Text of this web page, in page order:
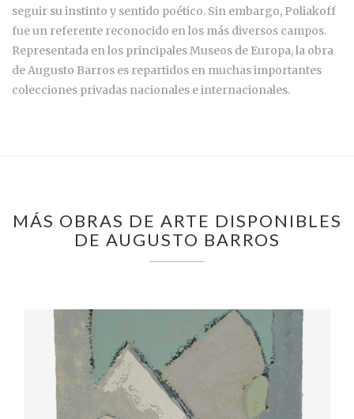
seguir su instinto y sentido poético. Sin embargo, Poliakoff
fue un referente reconocido en los más diversos campos.
Representada en los principales Museos de Europa, la obra
de Augusto Barros es repartidos en muchas importantes
colecciones privadas nacionales e internacionales.
MÁS OBRAS DE ARTE DISPONIBLES
DE AUGUSTO BARROS